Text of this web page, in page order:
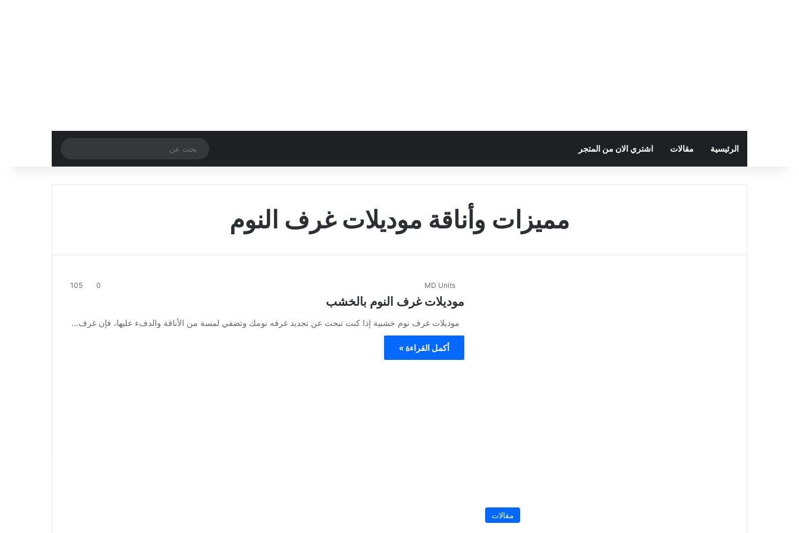
الرئيسية مقالات اشتري الان من المتجر الوضع المظلم
عن
مميزات وأناقة موديلات غرف النوم
مقالات
MD Units
0
105
موديلات غرف النوم بالخشب
موديلات غرف نوم خشبية إذا كنت تبحث عن تجديد غرفه نومك وتضفي لمسة من الأناقة والدفء عليها، فإن غرف…
أكمل القراءة »